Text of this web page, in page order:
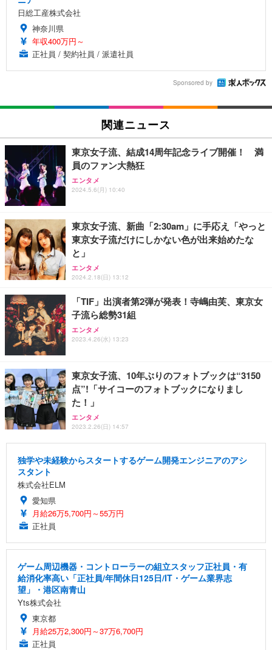
日総工産株式会社
神奈川県
年収400万円～
正社員 / 契約社員 / 派遣社員
Sponsored by
関連ニュース
東京女子流、結成14周年記念ライブ開催！ 満
員のファン大熱狂
エンタメ
2024.5.6(月) 10:40
東京女子流、新曲「2:30am」に手応え「やっと
東京女子流だけにしかない色が出来始めたな
と」
エンタメ
2024.2.18(日) 13:12
「TIF」出演者第2弾が発表！寺嶋由芙、東京女
子流ら総勢31組
エンタメ
2023.4.26(水) 13:23
東京女子流、10年ぶりのフォトブックは“3150
点”!「サイコーのフォトブックになりまし
た！」
エンタメ
2023.2.26(日) 14:57
独学や未経験からスタートするゲーム開発エンジニアのアシ
スタント
株式会社ELM
愛知県
月給26万5,700円～55万円
正社員
ゲーム周辺機器・コントローラーの組立スタッフ正社員・有
給消化率高い「正社員/年間休日125日/IT・ゲーム業界志
望」・港区南青山
Yts株式会社
東京都
月給25万2,300円～37万6,700円
正社員